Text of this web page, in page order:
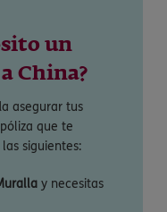
un
China?
asegurar tus
que te
siguientes:
y necesitas